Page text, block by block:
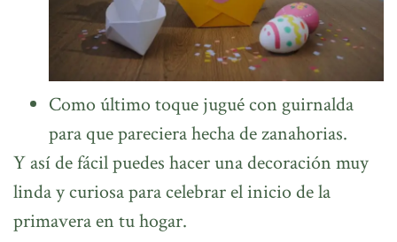
Como último toque jugué con guirnalda
para que pareciera hecha de zanahorias.
Y así de fácil puedes hacer una decoración muy
linda y curiosa para celebrar el inicio de la
primavera en tu hogar.